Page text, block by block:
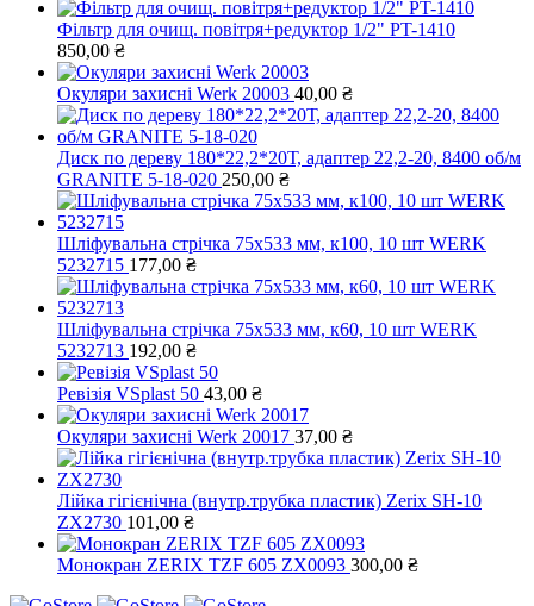
Фільтр для очищ. повітря+редуктор 1/2" PT-1410
850,00 ₴
Окуляри захисні Werk 20003 40,00 ₴
Диск по дереву 180*22,2*20Т, адаптер 22,2-20, 8400 об/м
GRANITE 5-18-020 250,00 ₴
Шліфувальна стрічка 75х533 мм, к100, 10 шт WERK
5232715 177,00 ₴
Шліфувальна стрічка 75х533 мм, к60, 10 шт WERK
5232713 192,00 ₴
Ревізія VSplast 50 43,00 ₴
Окуляри захисні Werk 20017 37,00 ₴
Лійка гігієнічна (внутр.трубка пластик) Zerix SH-10
ZX2730 101,00 ₴
Монокран ZERIX TZF 605 ZX0093 300,00 ₴